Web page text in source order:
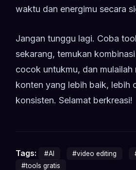
waktu dan energimu secara
Jangan tunggu lagi. Coba
sekarang, temukan
cocok untukmu, dan mulailah
konten yang lebih baik, lebih
konsisten. Selamat berkreasi!
Tags: #AI #video editing
#tools gratis